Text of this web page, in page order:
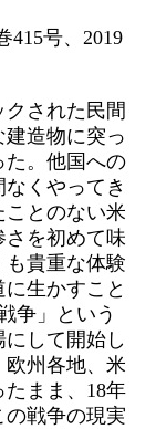
415号、2019
クされた民間
造物に突っ
た。他国への
くやってき
とのない米
さを初めて味
貴重な体験
生かすこと
争」という
して開始し
州各地、米
まま、18年
の戦争の現実